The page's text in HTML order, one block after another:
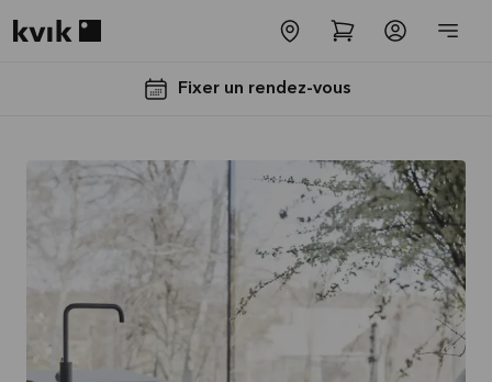
Fixer un rendez-vous
Jusqu'à
d'appareils